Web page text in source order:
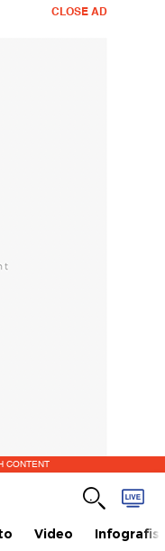
CLOSE AD
CONTENT
Video Infografis